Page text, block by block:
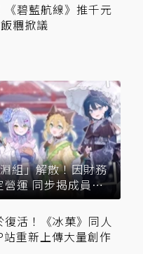
《碧藍航線》推千元
飯糰掀議
組」解散！因財務
營運 同步揭成員未
活！《冰菓》同人
重新上傳大量創作